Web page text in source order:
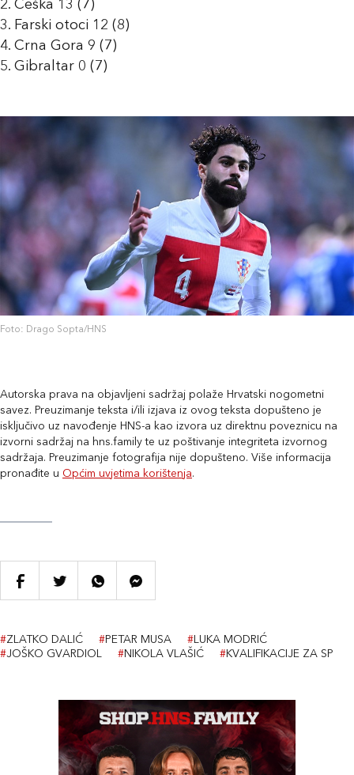
2. Češka 13 (7)
3. Farski otoci 12 (8)
4. Crna Gora 9 (7)
5. Gibraltar 0 (7)
Foto: Drago Sopta/HNS
Autorska prava na objavljeni sadržaj polaže Hrvatski nogometni
savez. Preuzimanje teksta i/ili izjava iz ovog teksta dopušteno je
isključivo uz navođenje HNS-a kao izvora uz direktnu poveznicu na
izvorni sadržaj na hns.family te uz poštivanje integriteta izvornog
sadržaja. Preuzimanje fotografija nije dopušteno. Više informacija
pronađite u Općim uvjetima korištenja.
#ZLATKO DALIĆ #PETAR MUSA # LUKA MODRIĆ
#JOŠKO GVARDIOL #NIKOLA VLAŠIĆ #KVALIFIKACIJE ZA SP